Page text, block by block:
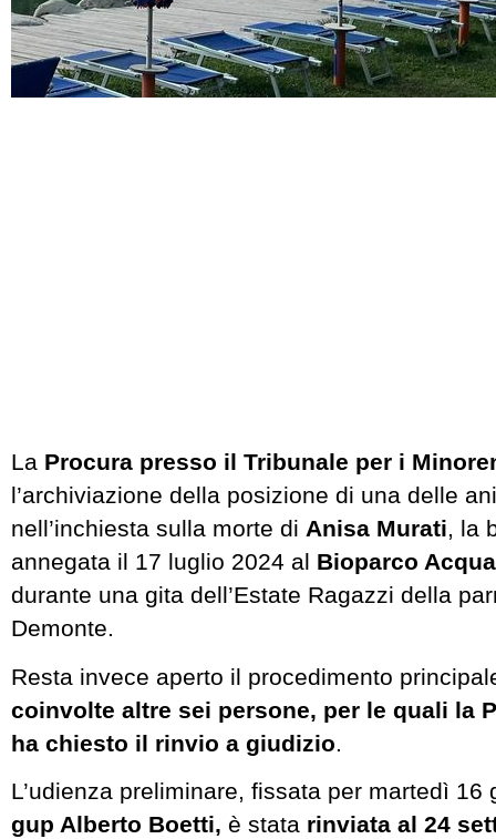
La Procura presso il Tribunale per i
l’archiviazione della posizione di una delle
nell’inchiesta sulla morte di Anisa Murati, la
annegata il 17 luglio 2024 al Bioparco
durante una gita dell’Estate Ragazzi della
Demonte.
Resta invece aperto il procedimento
coinvolte altre sei persone, per le quali la
ha chiesto il rinvio a giudizio
L’udienza preliminare, fissata per martedì 16
gup Alberto Boetti, è stata rinviata al 24